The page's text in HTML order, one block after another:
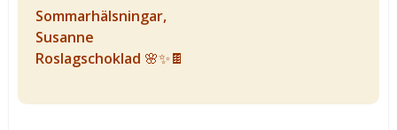
Sommarhälsningar,
Susanne
Roslagschoklad 🌸✨🍫